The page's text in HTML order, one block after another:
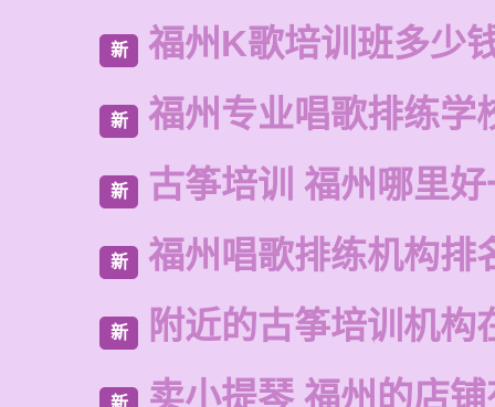
新 福州K歌培训班多少
新 福州专业唱歌排练学
新 古筝培训 福州哪里
新 福州唱歌排练机构排
新 附近的古筝培训机构
新 卖小提琴 福州的店